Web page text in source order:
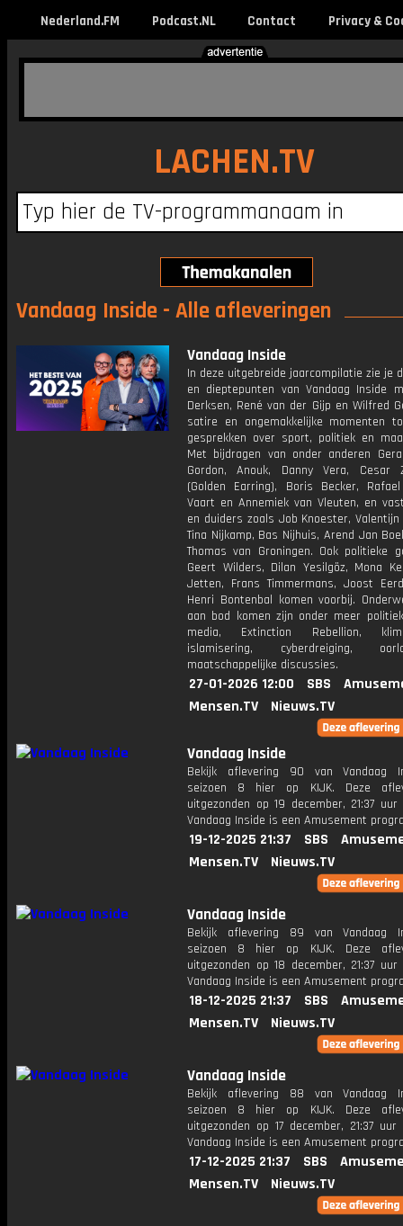
Nederland.FM Podcast.NL Contact Privacy &
LACHEN.TV
Vandaag Inside - Alle afleveringen
Vandaag Inside
In deze uitgebreide jaarcompilatie zie je
en dieptepunten van Vandaag Inside
Derksen, René van der Gijp en Wilfred
satire en ongemakkelijke momenten
gesprekken over sport, politiek en
Met bijdragen van onder anderen
Gordon, Anouk, Danny Vera, Cesar
(Golden Earring), Boris Becker,
Vaart en Annemiek van Vleuten, en
en duiders zoals Job Knoester, Valentijn
Tina Nijkamp, Bas Nijhuis, Arend Jan
Thomas van Groningen. Ook politieke
Geert Wilders, Dilan Yesilgöz, Mona
Jetten, Frans Timmermans, Joost
Henri Bontenbal komen voorbij.
aan bod komen zijn onder meer
media, Extinction Rebellion,
islamisering, cyberdreiging,
maatschappelijke discussies.
27-01-2026 12:00 SBS
Mensen.TV
Nieuws.TV
Vandaag Inside
Bekijk aflevering 90 van Vandaag
seizoen 8 hier op KIJK. Deze
uitgezonden op 19 december, 21:37
Vandaag Inside is een Amusement
19-12-2025 21:37 SBS
Mensen.TV
Nieuws.TV
Vandaag Inside
Bekijk aflevering 89 van Vandaag
seizoen 8 hier op KIJK. Deze
uitgezonden op 18 december, 21:37
Vandaag Inside is een Amusement
18-12-2025 21:37 SBS
Mensen.TV
Nieuws.TV
Vandaag Inside
Bekijk aflevering 88 van Vandaag
seizoen 8 hier op KIJK. Deze
uitgezonden op 17 december, 21:37
Vandaag Inside is een Amusement
17-12-2025 21:37 SBS
Mensen.TV
Nieuws.TV